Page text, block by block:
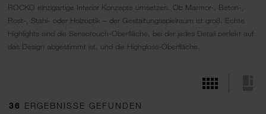
ROCKO einzigartige Interior Konzepte umsetzen. Ob Marmor-, Beton-,
Rost-, Stahl- oder Holzoptik – der Gestaltungsspielraum ist groß. Echte
Highlights sind die Sensotouch-Oberfläche, bei der jedes Detail perfekt auf
das Design abgestimmt ist, und die Highgloss-Oberfläche.
36 ERGEBNISSE GEFUNDEN